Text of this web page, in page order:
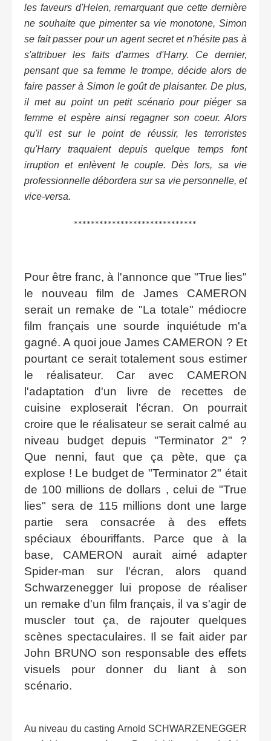
les faveurs d'Helen, remarquant que cette dernière
ne souhaite que pimenter sa vie monotone, Simon
se fait passer pour un agent secret et n'hésite pas à
s'attribuer les faits d'armes d'Harry. Ce dernier,
pensant que sa femme le trompe, décide alors de
faire passer à Simon le goût de plaisanter. De plus,
il met au point un petit scénario pour piéger sa
femme et espère ainsi regagner son coeur. Alors
qu'il est sur le point de réussir, les terroristes
qu'Harry traquaient depuis quelque temps font
irruption et enlèvent le couple. Dès lors, sa vie
professionnelle débordera sur sa vie personnelle, et
vice-versa.
*****************************
Pour être franc, à l'annonce que "True lies"
le nouveau film de James CAMERON
serait un remake de "La totale" médiocre
film français une sourde inquiétude m'a
gagné. A quoi joue James CAMERON ? Et
pourtant ce serait totalement sous estimer
le réalisateur. Car avec CAMERON
l'adaptation d'un livre de recettes de
cuisine exploserait l'écran. On pourrait
croire que le réalisateur se serait calmé au
niveau budget depuis "Terminator 2" ?
Que nenni, faut que ça pète, que ça
explose ! Le budget de "Terminator 2" était
de 100 millions de dollars , celui de "True
lies" sera de 115 millions dont une large
partie sera consacrée à des effets
spéciaux ébouriffants. Parce que à la
base, CAMERON aurait aimé adapter
Spider-man sur l'écran, alors quand
Schwarzenegger lui propose de réaliser
un remake d'un film français, il va s'agir de
muscler tout ça, de rajouter quelques
scènes spectaculaires. Il se fait aider par
John BRUNO son responsable des effets
visuels pour donner du liant à son
scénario.
Au niveau du casting Arnold SCHWARZENEGGER